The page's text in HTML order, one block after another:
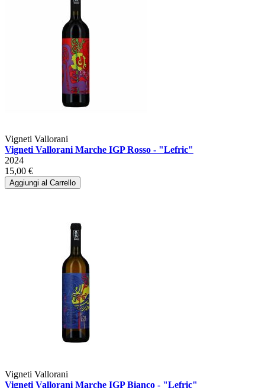
Vigneti Vallorani
Vigneti Vallorani Marche IGP Rosso - "Lefric"
2024
15,00 €
Aggiungi al Carrello
Vigneti Vallorani
Vigneti Vallorani Marche IGP Bianco - "Lefric"